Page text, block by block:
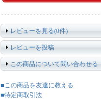
レビューを見る(0件)
レビューを投稿
この商品について問い合わせる
■この商品を友達に教える
■特定商取引法